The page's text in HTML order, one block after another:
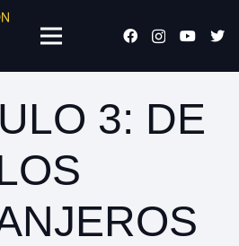
3: DE